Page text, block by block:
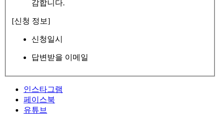
감합니다.
[신청 정보]
신청일시
답변받을 이메일
인스타그램
페이스북
유튜브